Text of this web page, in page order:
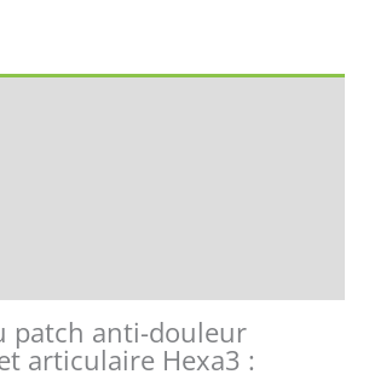
patch anti-douleur
articulaire Hexa3 :